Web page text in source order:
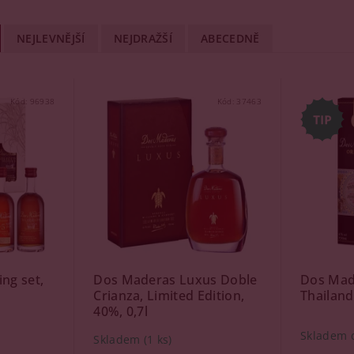
NEJLEVNĚJŠÍ NEJDRAŽŠÍ ABECEDNĚ
Kód:
set,
Kód: 37463
Dos Maderas Luxus Doble
Crianza, Limited Edition,
40%, 0,7l
Skladem (1 ks)
Dos
Skladem